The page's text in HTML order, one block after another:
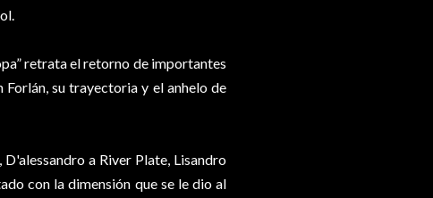
.
retrata el retorno de importantes
su trayectoria y el anhelo de
a River Plate, Lisandro
con la dimensión que se le dio al